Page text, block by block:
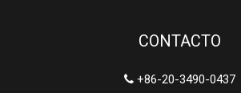
CONTACTO
+86-20-3490-0437